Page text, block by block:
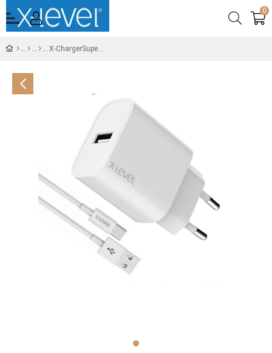
0
X-ChargerSuperbS 2.4A 12W USB-A Şarj Adaptör - Type-C Kablolu